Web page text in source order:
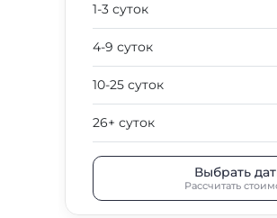
1-3 суток
4-9 суток
10-25 суток
26+ суток
Выбрать
Рассчитать